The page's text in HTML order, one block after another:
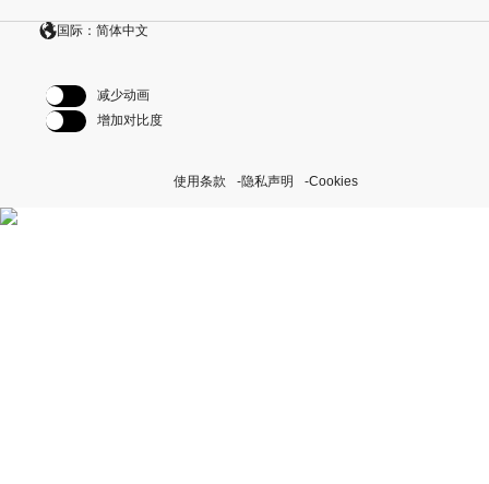
国际：简体中文
减少动画
增加对比度
使用条款 隐私声明 Cookies